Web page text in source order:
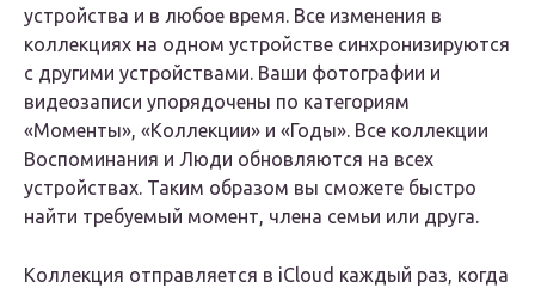
устройства и в любое время. Все изменения в
коллекциях на одном устройстве синхронизируются
с другими устройствами. Ваши фотографии и
видеозаписи упорядочены по категориям
«Моменты», «Коллекции» и «Годы». Все коллекции
Воспоминания и Люди обновляются на всех
устройствах. Таким образом вы сможете быстро
найти требуемый момент, члена семьи или друга.
Коллекция отправляется в iCloud каждый раз, когда